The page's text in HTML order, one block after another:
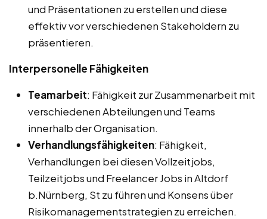
und Präsentationen zu erstellen und diese
effektiv vor verschiedenen Stakeholdern zu
präsentieren.
Interpersonelle Fähigkeiten
Teamarbeit: Fähigkeit zur Zusammenarbeit mit
verschiedenen Abteilungen und Teams
innerhalb der Organisation.
Verhandlungsfähigkeiten: Fähigkeit,
Verhandlungen bei diesen Vollzeitjobs,
Teilzeitjobs und Freelancer Jobs in Altdorf
b.Nürnberg, St zu führen und Konsens über
Risikomanagementstrategien zu erreichen.